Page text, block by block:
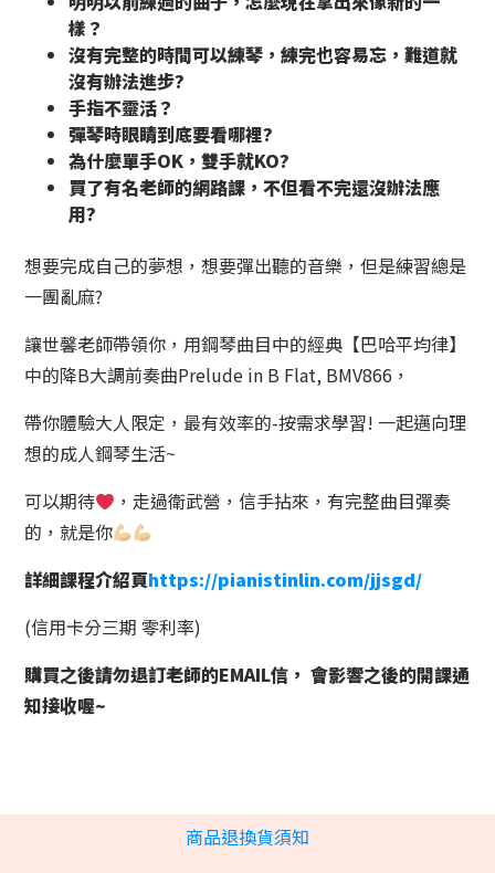
樣？
沒有完整的時間可以練琴，練完也容易忘，難道就
沒有辦法進步?
手指不靈活？
彈琴時眼睛到底要看哪裡?
為什麼單手OK，雙手就KO?
買了有名老師的網路課，不但看不完還沒辦法應
用?
想要完成自己的夢想，想要彈出聽的音樂，但是練習總是
一團亂麻?
讓世馨老師帶領你，用鋼琴曲目中的經典【巴哈平均律】
中的降B大調前奏曲Prelude in B Flat, BMV866，
帶你體驗大人限定，最有效率的-按需求學習! 一起邁向理
想的成人鋼琴生活~
可以期待
，走過衛武營，信手拈來，有完整曲目彈奏
的，就是你
詳細課程介紹頁https://pianistinlin.com/jjsgd/
(信用卡分三期 零利率)
購買之後請勿退訂老師的EMAIL信， 會影響之後的開課通
知接收喔~
商品退換貨須知